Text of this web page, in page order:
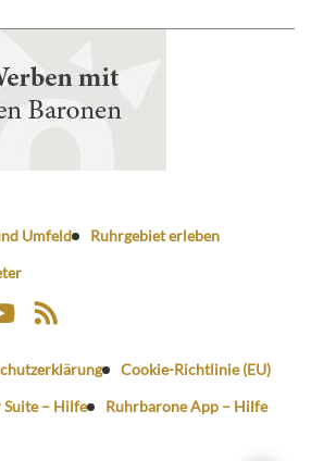
Umfeld
Ruhrgebiet erleben
Cookie-Richtlinie (EU)
Suite – Hilfe
Ruhrbarone App – Hilfe